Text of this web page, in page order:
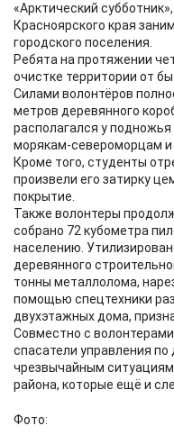
«Арктический
Красноярского края
городского поселения.
Ребята на протяжении
очистке территории от
Силами волонтёров
метров деревянного
располагался у
морякам-североморцам и
Кроме того, студенты
произвели его затирку
покрытие.
Также волонтеры
собрано 72 кубометра
населению.
деревянного
тонны металлолома,
помощью спецтехники
двухэтажных дома,
Совместно с
спасатели управления
чрезвычайным
района, которые ещё и
Фото: